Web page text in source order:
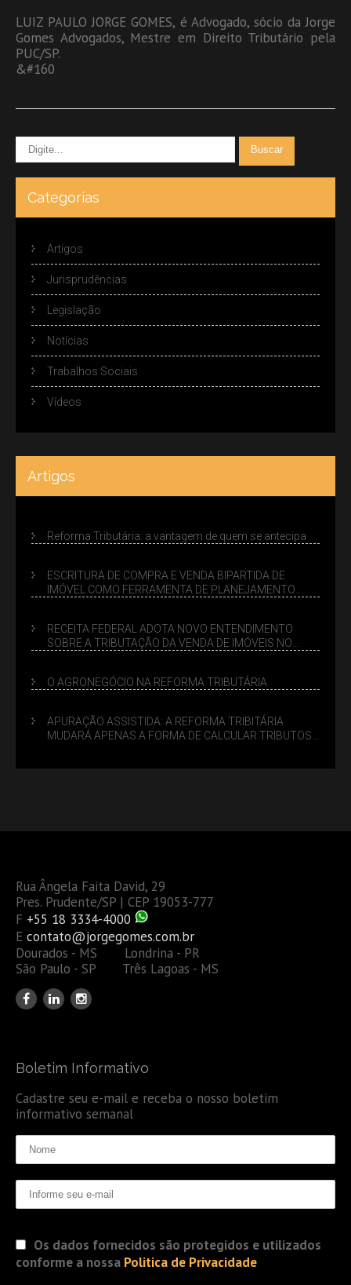
LUIZ PAULO JORGE GOMES, é Advogado, sócio da Jorge
Gomes Advogados, Mestre em Direito Tributário pela
PUC/SP.
&#160
Categorias
Artigos
Jurisprudências
Legislação
Notícias
Trabalhos Sociais
Vídeos
Artigos
Reforma Tributária: a vantagem de quem se antecipa
ESCRITURA DE COMPRA E VENDA BIPARTIDA DE
IMÓVEL COMO FERRAMENTA DE PLANEJAMENTO
RECEITA FEDERAL ADOTA NOVO ENTENDIMENTO
SOBRE A TRIBUTAÇÃO DA VENDA DE IMÓVEIS NO
O AGRONEGÓCIO NA REFORMA TRIBUTÁRIA
APURAÇÃO ASSISTIDA: A REFORMA TRIBITÁRIA
MUDARÁ APENAS A FORMA DE CALCULAR TRIBUTOS
Rua Ângela Faita David, 29
Pres. Prudente/SP | CEP 19053-777
F +55 18 3334-4000
E contato@jorgegomes.com.br
Dourados - MS Londrina - PR
São Paulo - SP Três Lagoas - MS
Boletim Informativo
Cadastre seu e-mail e receba o nosso boletim
informativo semanal
Os dados fornecidos são protegidos e utilizados
conforme a nossa Politica de Privacidade